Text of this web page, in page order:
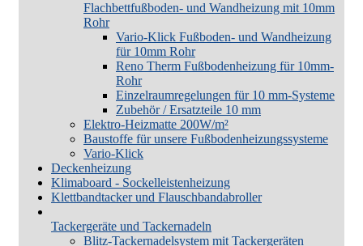
Flachbettfußboden- und Wandheizung mit 10mm
Rohr
Vario-Klick Fußboden- und Wandheizung
für 10mm Rohr
Reno Therm Fußbodenheizung für 10mm-
Rohr
Einzelraumregelungen für 10 mm-Systeme
Zubehör / Ersatzteile 10 mm
Elektro-Heizmatte 200W/m²
Baustoffe für unsere Fußbodenheizungssysteme
Vario-Klick
Deckenheizung
Klimaboard - Sockelleistenheizung
Klettbandtacker und Flauschbandabroller
Tackergeräte und Tackernadeln
Blitz-Tackernadelsystem mit Tackergeräten